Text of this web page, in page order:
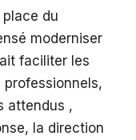
place du
moderniser
faciliter les
attendus ,
la direction